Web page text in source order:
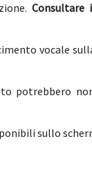
Consultare
vocale
potrebbero
sullo